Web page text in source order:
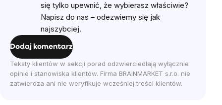
się tylko upewnić, że wybierasz właściwie?
Napisz do nas – odezwiemy się jak
najszybciej.
Dodaj komentarz
Teksty klientów w sekcji porad odzwierciedlają wyłącznie
opinie i stanowiska klientów. Firma BRAINMARKET s.r.o. nie
zatwierdza ani nie weryfikuje wcześniej treści klientów.